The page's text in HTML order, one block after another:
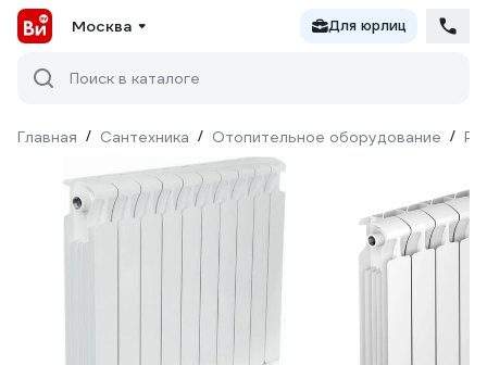
Москва Для юрлиц
Поиск в каталоге
Главная / Сантехника / Отопительное оборудование /